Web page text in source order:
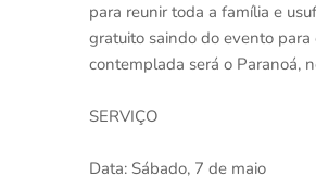
para reunir toda a família e
gratuito saindo do evento
contemplada será o Paranoá,
SERVIÇO
Data: Sábado, 7 de maio